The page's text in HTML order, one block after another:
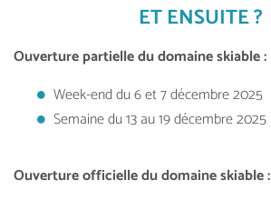
ET ENSUITE ?
Ouverture partielle du domaine skiable :
Week-end du 6 et 7 décembre 2025
Semaine du 13 au 19 décembre 2025
Ouverture officielle du domaine skiable :